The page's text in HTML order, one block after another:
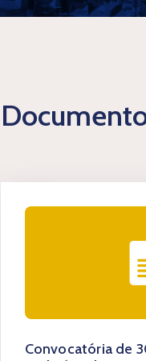
Convocatória de